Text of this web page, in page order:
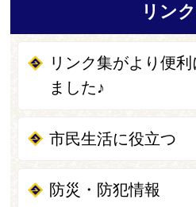
リン
リンク集がより便
ました♪
市民生活に役立つ
防災・防犯情報